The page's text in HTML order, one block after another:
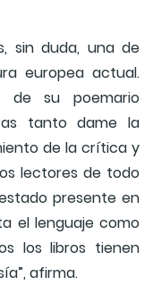
sin duda, una de
europea actual.
de su poemario
tanto dame la
de la crítica y
lectores de todo
presente en
el lenguaje como
los libros tienen
afirma.